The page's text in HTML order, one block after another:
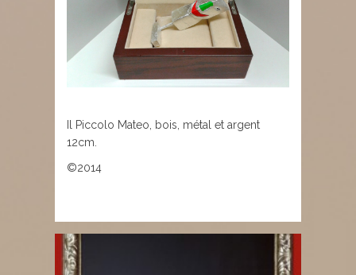
Il Piccolo Mateo, bois, métal et argent
12cm.
©2014